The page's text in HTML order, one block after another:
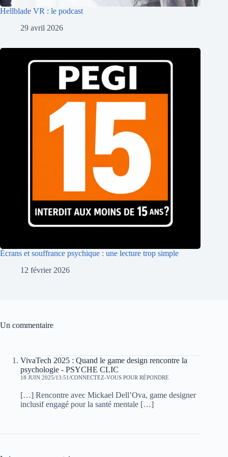
Hellblade VR : le podcast
29 avril 2026
Écrans et souffrance psychique : une lecture trop simple
12 février 2026
Un commentaire
VivaTech 2025 : Quand le game design rencontre la
psychologie - PSYCHE CLIC
18 JUIN 2025/13:51 CONNECTEZ-VOUS POUR RÉPONDRE
[…] Rencontre avec Mickael Dell’Ova, game designer
inclusif engagé pour la santé mentale […]